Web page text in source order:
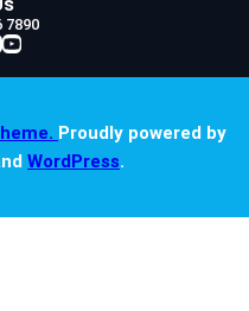
7890
YouTube
Proudly powered by
WordPress.